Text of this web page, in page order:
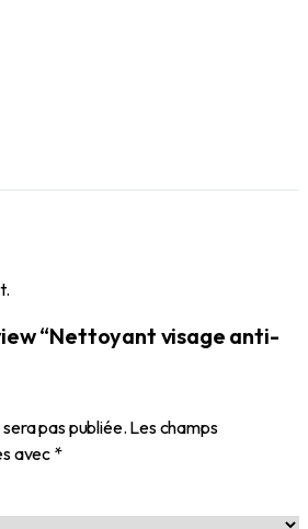
“Nettoyant visage anti-
pas publiée. Les champs
avec *